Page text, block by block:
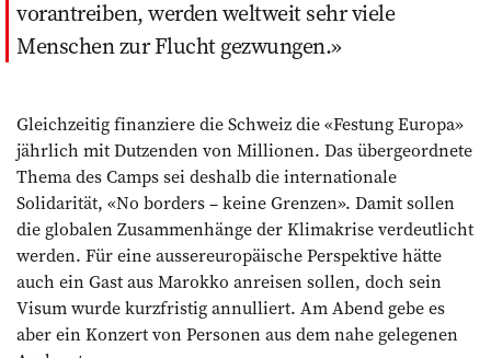
vorantreiben, werden weltweit sehr viele
Menschen zur Flucht gezwungen.
Gleichzeitig finanziere die Schweiz die «Festung Europa»
jährlich mit Dutzenden von Millionen. Das übergeordnete
Thema des Camps sei deshalb die inter­nationale
Solidarität, «No borders – keine Grenzen». Damit sollen
die globalen Zusammenhänge der Klimakrise verdeutlicht
werden. Für eine aussereuropäische Perspektive hätte
auch ein Gast aus Marokko anreisen sollen, doch sein
Visum wurde kurzfristig annulliert. Am Abend gebe es
aber ein Konzert von Personen aus dem nahe gelegenen